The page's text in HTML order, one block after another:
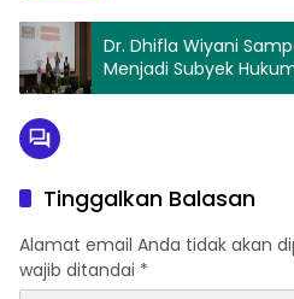
Dr. Dhifla Wiyani
Menjadi Subyek
Pidana Korporasi di
Tinggalkan Balasan
Alamat email Anda tidak akan
wajib ditandai *